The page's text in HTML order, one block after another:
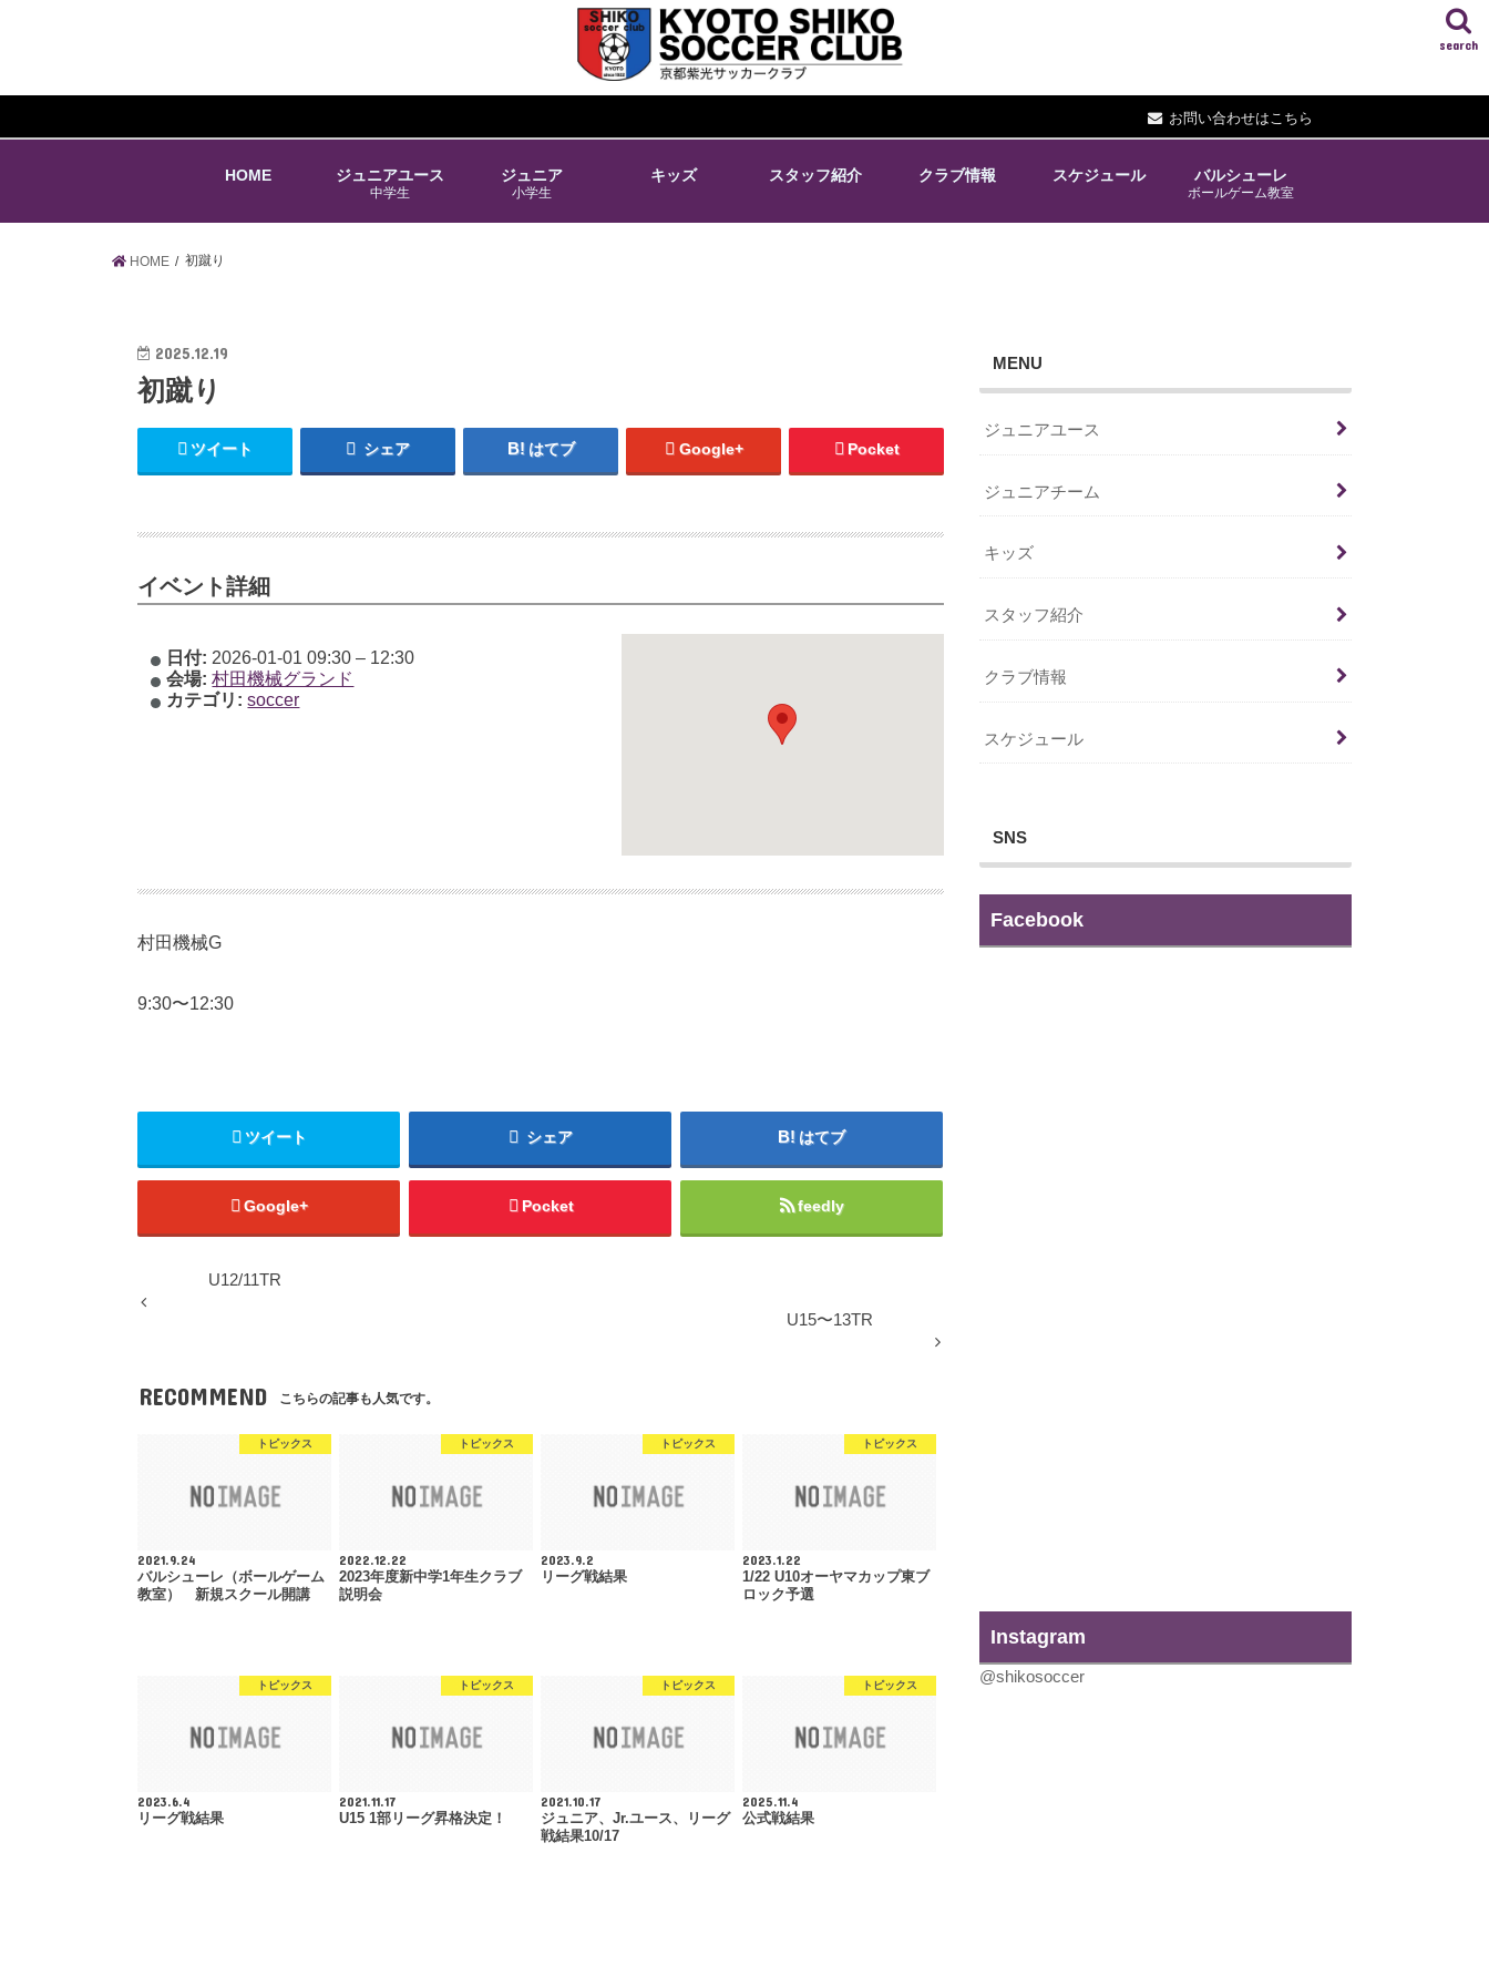
お問い合わせはこちら
search
HOME ジュニアユース
中学生
ジュニア
小学生
キッズ スタッフ紹介 クラブ情報 スケジュール バルシューレ
ボールゲーム教室
HOME 初蹴り
2025.12.19
初蹴り
ツイート シェア はてブ Google+ Pocket
イベント詳細
日付: 2026-01-01 09:30 – 12:30
会場: 村田機械グランド
カテゴリ: soccer
村田機械G
9:30〜12:30
ツイート シェア はてブ
Google+ Pocket feedly
U12/11TR
U15〜13TR
RECOMMEND こちらの記事も人気です。
トピックス
2021.9.24
バルシューレ（ボールゲーム
教室） 新規スクール開講
トピックス
2022.12.22
2023年度新中学1年生クラブ
説明会
トピックス
2023.9.2
リーグ戦結果
トピックス
2023.1.22
1/22 U10オーヤマカップ東ブ
ロック予選
トピックス
2023.6.4
リーグ戦結果
トピックス
2021.11.17
U15 1部リーグ昇格決定！
トピックス
2021.10.17
ジュニア、Jr.ユース、リーグ
戦結果10/17
トピックス
2025.11.4
公式戦結果
MENU
ジュニアユース
ジュニアチーム
キッズ
スタッフ紹介
クラブ情報
スケジュール
SNS
Facebook
Instagram
@shikosoccer